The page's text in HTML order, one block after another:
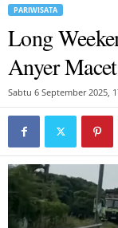
PARIWISATA
Long
Anyer
Sabtu 6 September 2025,